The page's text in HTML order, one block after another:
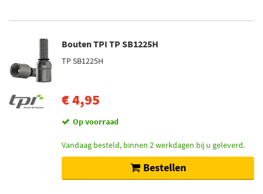
Bouten TPI TP SB1225H
TP SB1225H
€ 4,95
Op voorraad
Vandaag besteld, binnen 2 werkdagen bij u geleverd.
Bestellen